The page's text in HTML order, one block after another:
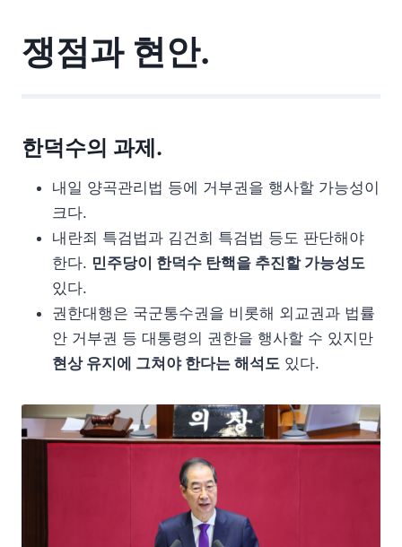
쟁점과 현안.
한덕수의 과제.
내일 양곡관리법 등에 거부권을 행사할 가능성이
크다.
내란죄 특검법과 김건희 특검법 등도 판단해야
한다. 민주당이 한덕수 탄핵을 추진할 가능성도
있다.
권한대행은 국군통수권을 비롯해 외교권과 법률
안 거부권 등 대통령의 권한을 행사할 수 있지만
현상 유지에 그쳐야 한다는 해석도 있다.